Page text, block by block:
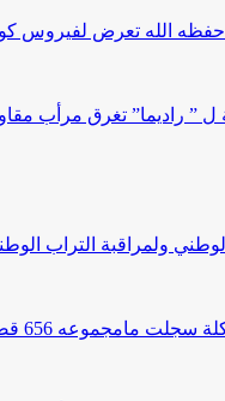
تعرض لفيروس كورونا
ل ” راديما” تغرق مرأب
ولمراقبة التراب